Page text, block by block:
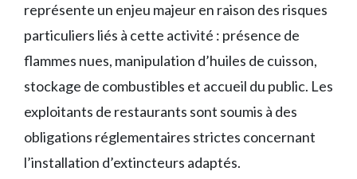
représente un enjeu majeur en raison des risques
particuliers liés à cette activité : présence de
flammes nues, manipulation d’huiles de cuisson,
stockage de combustibles et accueil du public. Les
exploitants de restaurants sont soumis à des
obligations réglementaires strictes concernant
l’installation d’extincteurs adaptés.